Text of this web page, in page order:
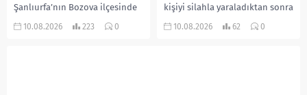
Şanlıurfa’nın Bozova ilçesinde
85 yaşındaki İslim Yaprak, 53
10.08.2026 223 0
kişiyi silahla yaraladıktan sonra
kaçmaya çalışan şüpheli, polis
10.08.2026 62 0